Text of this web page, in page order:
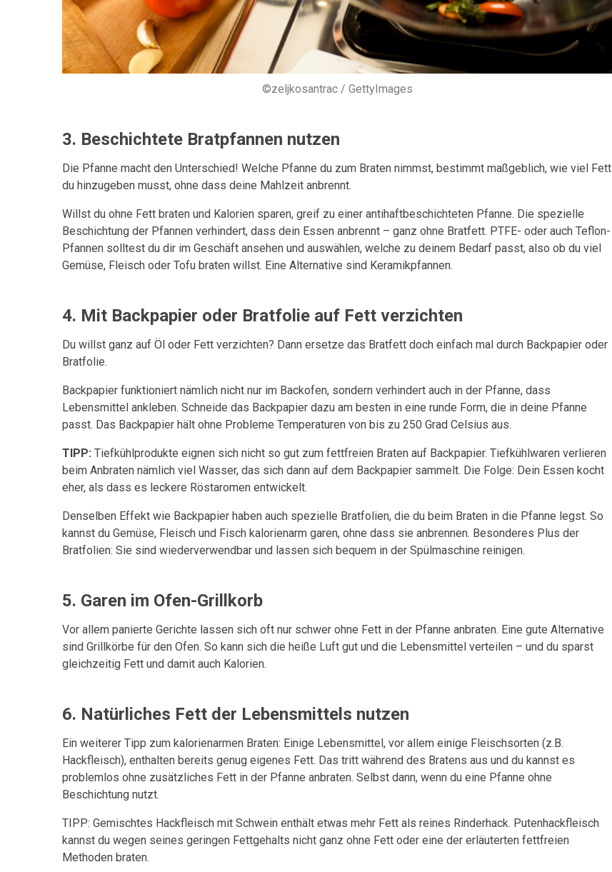
©zeljkosantrac / GettyImages
3. Beschichtete Bratpfannen nutzen
Die Pfanne macht den Unterschied! Welche Pfanne du zum Braten nimmst, bestimmt maßgeblich, wie viel Fett
du hinzugeben musst, ohne dass deine Mahlzeit anbrennt.
Willst du ohne Fett braten und Kalorien sparen, greif zu einer antihaftbeschichteten Pfanne. Die spezielle
Beschichtung der Pfannen verhindert, dass dein Essen anbrennt – ganz ohne Bratfett. PTFE- oder auch Teflon-
Pfannen solltest du dir im Geschäft ansehen und auswählen, welche zu deinem Bedarf passt, also ob du viel
Gemüse, Fleisch oder Tofu braten willst. Eine Alternative sind Keramikpfannen.
4. Mit Backpapier oder Bratfolie auf Fett verzichten
Du willst ganz auf Öl oder Fett verzichten? Dann ersetze das Bratfett doch einfach mal durch Backpapier oder
Bratfolie.
Backpapier funktioniert nämlich nicht nur im Backofen, sondern verhindert auch in der Pfanne, dass
Lebensmittel ankleben. Schneide das Backpapier dazu am besten in eine runde Form, die in deine Pfanne
passt. Das Backpapier hält ohne Probleme Temperaturen von bis zu 250 Grad Celsius aus.
TIPP: Tiefkühlprodukte eignen sich nicht so gut zum fettfreien Braten auf Backpapier. Tiefkühlwaren verlieren
beim Anbraten nämlich viel Wasser, das sich dann auf dem Backpapier sammelt. Die Folge: Dein Essen kocht
eher, als dass es leckere Röstaromen entwickelt.
Denselben Effekt wie Backpapier haben auch spezielle Bratfolien, die du beim Braten in die Pfanne legst. So
kannst du Gemüse, Fleisch und Fisch kalorienarm garen, ohne dass sie anbrennen. Besonderes Plus der
Bratfolien: Sie sind wiederverwendbar und lassen sich bequem in der Spülmaschine reinigen.
5. Garen im Ofen-Grillkorb
Vor allem panierte Gerichte lassen sich oft nur schwer ohne Fett in der Pfanne anbraten. Eine gute Alternative
sind Grillkörbe für den Ofen. So kann sich die heiße Luft gut und die Lebensmittel verteilen – und du sparst
gleichzeitig Fett und damit auch Kalorien.
6. Natürliches Fett der Lebensmittels nutzen
Ein weiterer Tipp zum kalorienarmen Braten: Einige Lebensmittel, vor allem einige Fleischsorten (z.B.
Hackfleisch), enthalten bereits genug eigenes Fett. Das tritt während des Bratens aus und du kannst es
problemlos ohne zusätzliches Fett in der Pfanne anbraten. Selbst dann, wenn du eine Pfanne ohne
Beschichtung nutzt.
TIPP: Gemischtes Hackfleisch mit Schwein enthält etwas mehr Fett als reines Rinderhack. Putenhackfleisch
kannst du wegen seines geringen Fettgehalts nicht ganz ohne Fett oder eine der erläuterten fettfreien
Methoden braten.